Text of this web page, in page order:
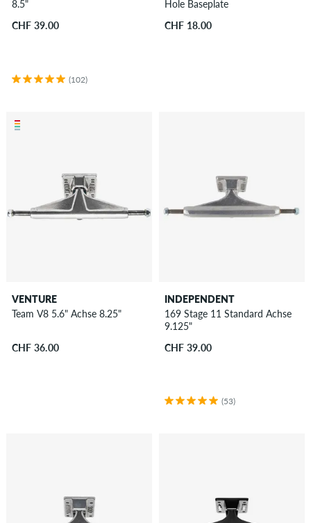
8.5"
CHF 39.00
(102)
Hole Baseplate
CHF 18.00
VENTURE
Team V8 5.6" Achse 8.25"
CHF 36.00
INDEPENDENT
169 Stage 11 Standard Achse
9.125"
CHF 39.00
(53)